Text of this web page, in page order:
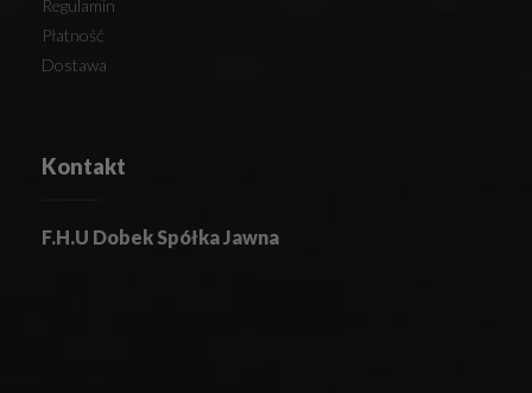
Regulamin
Płatność
Dostawa
Kontakt
F.H.U Dobek Spółka Jawna